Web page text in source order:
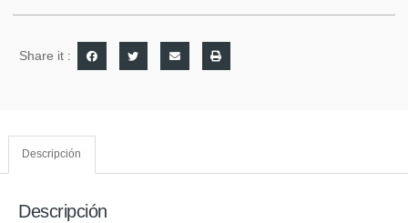
Share it :
Descripción
Descripción